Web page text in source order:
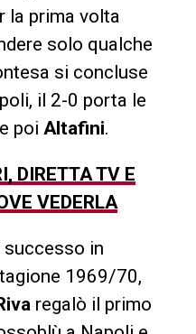
la prima volta
solo qualche
si concluse
il 2-0 porta le
e poi Altafini.
DIRETTA TV E
VEDERLA
successo in
1969/70,
regalò il primo